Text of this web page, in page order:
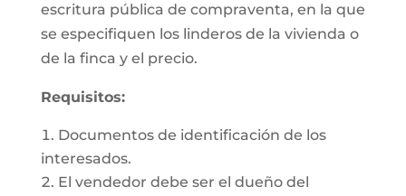
escritura pública de compraventa, en la que
se especifiquen los linderos de la vivienda o
de la finca y el precio.
Requisitos:
Documentos de identificación de los
interesados.
El vendedor debe ser el dueño del